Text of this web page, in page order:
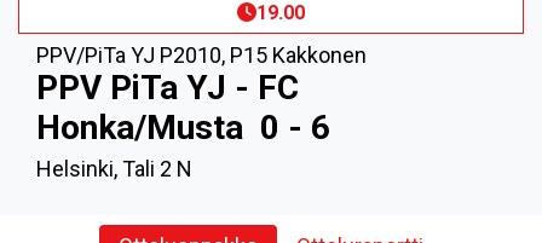
19.00
PPV/PiTa YJ P2010, P15 Kakkonen
PPV PiTa YJ - FC
Honka/Musta 0 - 6
Helsinki, Tali 2 N